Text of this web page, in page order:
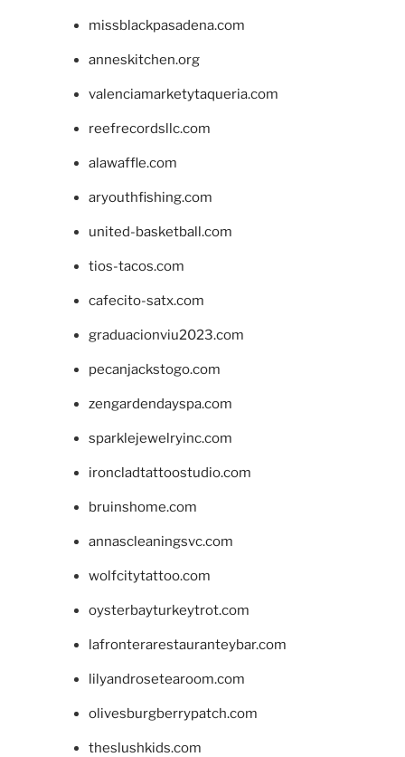
missblackpasadena.com
anneskitchen.org
valenciamarketytaqueria.com
reefrecordsllc.com
alawaffle.com
aryouthfishing.com
united-basketball.com
tios-tacos.com
cafecito-satx.com
graduacionviu2023.com
pecanjackstogo.com
zengardendayspa.com
sparklejewelryinc.com
ironcladtattoostudio.com
bruinshome.com
annascleaningsvc.com
wolfcitytattoo.com
oysterbayturkeytrot.com
lafronterarestauranteybar.com
lilyandrosetearoom.com
olivesburgberrypatch.com
theslushkids.com